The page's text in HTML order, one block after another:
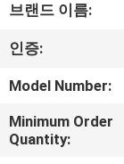
우
리
에
대
브랜드 이름:
인증:
Model Number:
Minimum Order
Quantity: